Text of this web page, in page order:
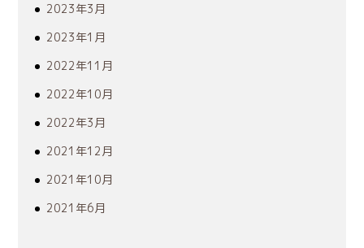
2023年3月
2023年1月
2022年11月
2022年10月
2022年3月
2021年12月
2021年10月
2021年6月